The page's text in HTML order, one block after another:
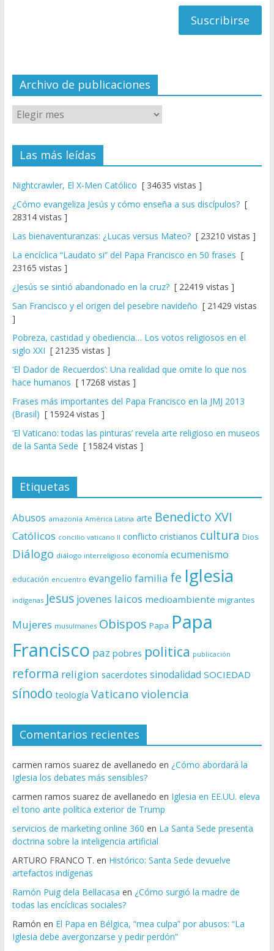
el
Archivo de publicaciones
Las más leídas
Nightcrawler, El X-Men Católico [ 34635 vistas ]
¿Cómo evangeliza Jesús y cómo enseña a sus discípulos?[
28314 vistas ]
Las bienaventuranzas: ¿Lucas versus Mateo?[ 23210 vistas ]
La encíclica “Laudato si” del Papa Francisco en 50 frases [
23165 vistas ]
¿Jesús se sintió abandonado en la cruz?[ 22419 vistas ]
San Francisco y el origen del pesebre navideño [ 21429 vistas
]
Pobreza, castidad y obediencia… Los votos religiosos en el
siglo XXI [ 21235 vistas ]
‘El Dador de Recuerdos’: Una realidad que omite lo que nos
hace humanos [ 17268 vistas ]
Frases más importantes del Papa Francisco en la JMJ 2013
(Brasil) [ 15924 vistas ]
‘El Vaticano: todas las pinturas’ revela arte religioso en museos
de la Santa Sede [ 15824 vistas ]
Etiquetas
Abusos amazonía América Latina arte Benedicto XVI
Católicos concilio vaticano II conflicto cristianos cultura Dios
Diálogo diálogo interreligioso economía ecumenismo
educación encuentro evangelio familia fe Iglesia
indígenas Jesus jovenes laicos medioambiente migrantes
Mujeres musulmanes Obispos Papa Papa
Francisco paz pobres politica publicación
reforma religion sacerdotes sinodalidad SOCIEDAD
sínodo teología Vaticano violencia
Comentarios recientes
carmen ramos suarez de avellanedo en ¿Cómo abordará la
Iglesia los debates más sensibles?
carmen ramos suarez de avellanedo en Iglesia en EE.UU. eleva
el tono ante política exterior de Trump
servicios de marketing online 360 en La Santa Sede presenta
doctrina sobre la inteligencia artificial
ARTURO FRANCO T. en Histórico: Santa Sede devuelve
artefactos indígenas
Ramón Puig dela Bellacasa en ¿Cómo surgió la madre de
todas las encíclicas sociales?
Ramón en El Papa en Bélgica, “mea culpa” por abusos: “La
Iglesia debe avergonzarse y pedir perdón”